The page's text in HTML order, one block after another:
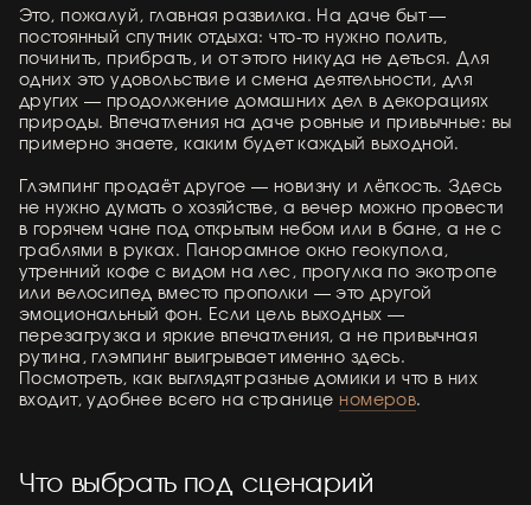
Это, пожалуй, главная развилка. На даче быт —
постоянный спутник отдыха: что-то нужно полить,
починить, прибрать, и от этого никуда не деться. Для
одних это удовольствие и смена деятельности, для
других — продолжение домашних дел в декорациях
природы. Впечатления на даче ровные и привычные: вы
примерно знаете, каким будет каждый выходной.
Глэмпинг продаёт другое — новизну и лёгкость. Здесь
не нужно думать о хозяйстве, а вечер можно провести
в горячем чане под открытым небом или в бане, а не с
граблями в руках. Панорамное окно геокупола,
утренний кофе с видом на лес, прогулка по экотропе
или велосипед вместо прополки — это другой
эмоциональный фон. Если цель выходных —
перезагрузка и яркие впечатления, а не привычная
рутина, глэмпинг выигрывает именно здесь.
Посмотреть, как выглядят разные домики и что в них
входит, удобнее всего на странице номеров.
Что выбрать под сценарий